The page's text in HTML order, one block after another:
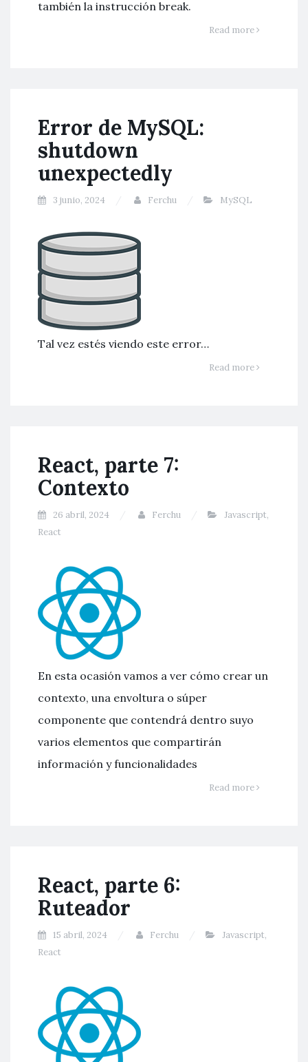
también la instrucción break.
Read more
Error de MySQL:
shutdown
unexpectedly
3 junio, 2024 Ferchu MySQL
Tal vez estés viendo este error…
Read more
React, parte 7:
Contexto
26 abril, 2024 Ferchu Javascript,
React
En esta ocasión vamos a ver cómo crear un
contexto, una envoltura o súper
componente que contendrá dentro suyo
varios elementos que compartirán
información y funcionalidades
Read more
React, parte 6:
Ruteador
15 abril, 2024 Ferchu Javascript,
React